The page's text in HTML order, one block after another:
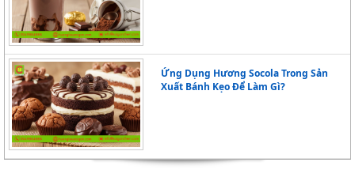
Ứng Dụng Hương Socola Trong Sản
Xuất Bánh Kẹo Để Làm Gì?